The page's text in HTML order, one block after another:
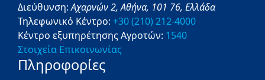
Διεύθυνση:Αχαρνών 2,Αθήνα, 101 76, Ελλάδα
Τηλεφωνικό Κέντρο: +30 (210) 212-4000
Κέντρο εξυπηρέτησης Αγροτών: 1540
Στοιχεία Επικοινωνίας
Πληροφορίες